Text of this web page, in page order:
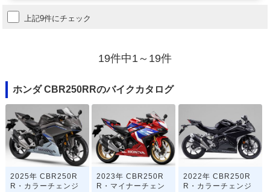
上記9件にチェック
19件中1～19件
ホンダ CBR250RRのバイクカタログ
2025年 CBR250R
R・カラーチェンジ
2023年 CBR250R
R・マイナーチェン
2022年 CBR250R
R・カラーチェンジ